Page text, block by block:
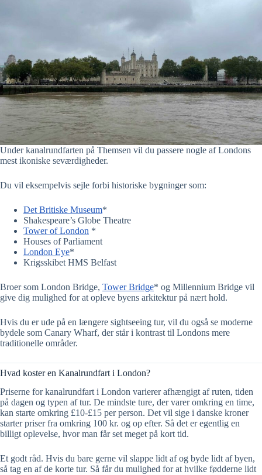
Under kanalrundfarten på Themsen vil du passere nogle af Londons
mest ikoniske seværdigheder.
Du vil eksempelvis sejle forbi historiske bygninger som:
Det Britiske Museum*
Shakespeare’s Globe Theatre
Tower of London *
Houses of Parliament
London Eye*
Krigsskibet HMS Belfast
Broer som London Bridge, Tower Bridge* og Millennium Bridge vil
give dig mulighed for at opleve byens arkitektur på nært hold.
Hvis du er ude på en længere sightseeing tur, vil du også se moderne
bydele som Canary Wharf, der står i kontrast til Londons mere
traditionelle områder.
Hvad koster en Kanalrundfart i London?
Priserne for kanalrundfart i London varierer afhængigt af ruten, tiden
på dagen og typen af tur. De mindste ture, der varer omkring en time,
kan starte omkring £10-£15 per person. Det vil sige i danske kroner
starter priser fra omkring 100 kr. og op efter. Så det er egentlig en
billigt oplevelse, hvor man får set meget på kort tid.
Et godt råd. Hvis du bare gerne vil slappe lidt af og byde lidt af byen,
så tag en af de korte tur. Så får du mulighed for at hvilke fødderne lidt